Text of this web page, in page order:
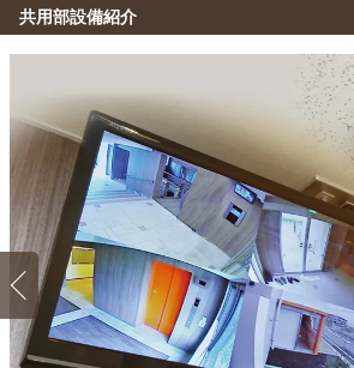
共用部設備紹介